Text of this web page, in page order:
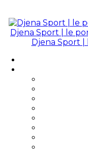
Djena Sport | le
Djena Sport |